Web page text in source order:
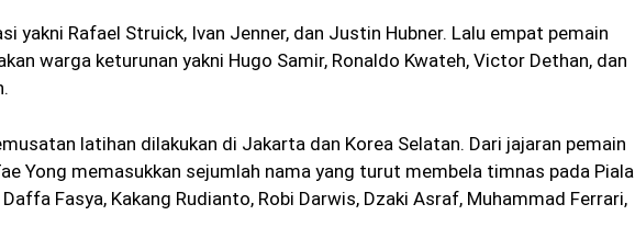
yakni Rafael Struick, Ivan Jenner, dan Justin Hubner. Lalu empat pemain
warga keturunan yakni Hugo Samir, Ronaldo Kwateh, Victor Dethan, dan
latihan dilakukan di Jakarta dan Korea Selatan. Dari jajaran pemain
Yong memasukkan sejumlah nama yang turut membela timnas pada Piala
Fasya, Kakang Rudianto, Robi Darwis, Dzaki Asraf, Muhammad Ferrari,